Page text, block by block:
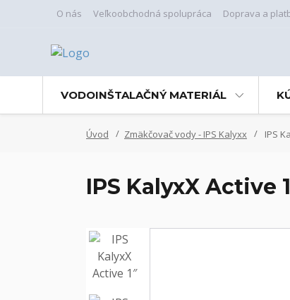
O nás Veľkoobchodná spolupráca Doprava a
VODOINŠTALAČNÝ MATERIÁL
Úvod Zmäkčovač vody - IPS Kalyxx IPS
IPS KalyxX Active